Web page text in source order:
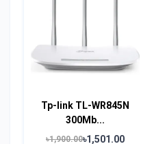
Tp-link TL-WR845N
300Mb...
৳1,900.00৳1,501.00